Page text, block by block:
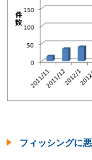
フィッシングに